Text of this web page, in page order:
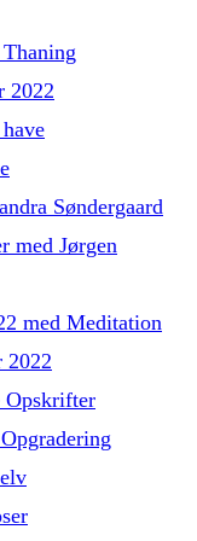
2022
Søndergaard
med Jørgen
med Meditation
2022
Opskrifter